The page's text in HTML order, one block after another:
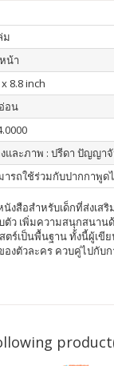
ม
น้า
x 8.8 inch
อน
งและภาพ : ปรีดา ปัญญา
ารถใช้ร่วมกับปากกาพูด
นังสือสำหรับเด็กที่ส่งเส
ตัว เพิ่มความสนุกสน
เป็นพื้นฐาน ทั้งนี้ผู้เขี
งตัวละคร ควบคู่ไปกั